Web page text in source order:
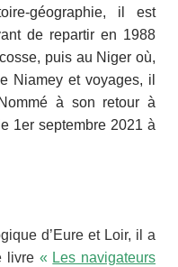
géographie, il est
de repartir en 1988
puis au Niger où,
Niamey et voyages, il
à son retour à
1er septembre 2021 à
d’Eure et Loir, il a
livre « Les navigateurs